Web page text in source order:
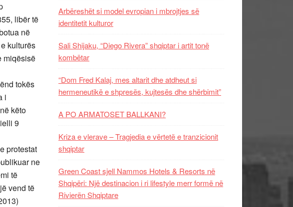
libër të
në
kulturës
miqësisë
tokës
i
këto
9
protestat
ne
të
vend të
Arbëreshët si model evropian i mbrojtjes së
identitetit kulturor
Sali Shijaku, “Diego Rivera” shqiptar i artit tonë
kombëtar
“Dom Fred Kalaj, mes altarit dhe atdheut si
hermeneutikë e shpresës, kujtesës dhe shërbimit”
A PO ARMATOSET BALLKANI?
Kriza e vlerave – Tragjedia e vërtetë e tranzicionit
shqiptar
Green Coast sjell Nammos Hotels & Resorts në
Shqipëri: Një destinacion i ri lifestyle merr formë në
Rivierën Shqiptare